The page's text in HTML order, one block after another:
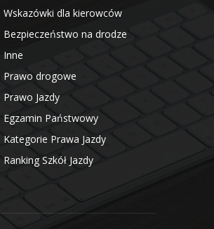
Wskazówki dla kierowców
Bezpieczeństwo na drodze
Inne
Prawo drogowe
Prawo Jazdy
Egzamin Państwowy
Kategorie Prawa Jazdy
Ranking Szkół Jazdy